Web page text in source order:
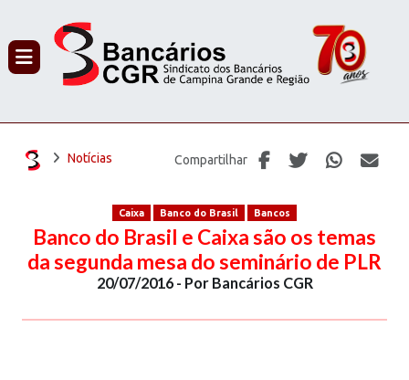
Notícias Compartilhar
Caixa Banco do Brasil Bancos
Banco do Brasil e Caixa são os temas
da segunda mesa do seminário de PLR
20/07/2016 - Por Bancários CGR